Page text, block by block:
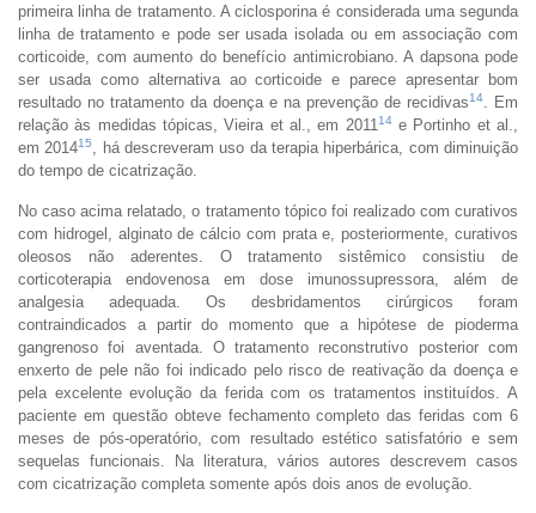
primeira linha de tratamento. A ciclosporina é considerada uma segunda
linha de tratamento e pode ser usada isolada ou em associação com
corticoide, com aumento do benefício antimicrobiano. A dapsona pode
ser usada como alternativa ao corticoide e parece apresentar bom
resultado no tratamento da doença e na prevenção de recidivas14
. Em
relação às medidas tópicas, Vieira et al., em 2011 14e Portinho et al.,
em 201415
, há descreveram uso da terapia hiperbárica, com diminuição
do tempo de cicatrização.
No caso acima relatado, o tratamento tópico foi realizado com curativos
com hidrogel, alginato de cálcio com prata e, posteriormente, curativos
oleosos não aderentes. O tratamento sistêmico consistiu de
corticoterapia endovenosa em dose imunossupressora, além de
analgesia adequada. Os desbridamentos cirúrgicos foram
contraindicados a partir do momento que a hipótese de pioderma
gangrenoso foi aventada. O tratamento reconstrutivo posterior com
enxerto de pele não foi indicado pelo risco de reativação da doença e
pela excelente evolução da ferida com os tratamentos instituídos. A
paciente em questão obteve fechamento completo das feridas com 6
meses de pós-operatório, com resultado estético satisfatório e sem
sequelas funcionais. Na literatura, vários autores descrevem casos
com cicatrização completa somente após dois anos de evolução.